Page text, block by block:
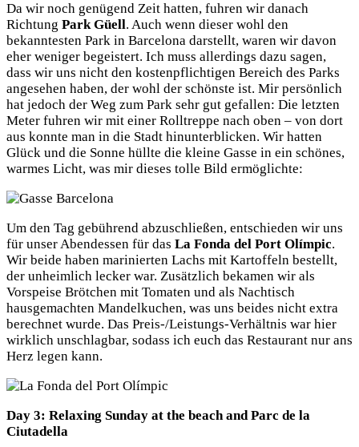
Da wir noch genügend Zeit hatten, fuhren wir danach
Richtung Park Güell. Auch wenn dieser wohl den
bekanntesten Park in Barcelona darstellt, waren wir davon
eher weniger begeistert. Ich muss allerdings dazu sagen,
dass wir uns nicht den kostenpflichtigen Bereich des Parks
angesehen haben, der wohl der schönste ist. Mir persönlich
hat jedoch der Weg zum Park sehr gut gefallen: Die letzten
Meter fuhren wir mit einer Rolltreppe nach oben – von dort
aus konnte man in die Stadt hinunterblicken. Wir hatten
Glück und die Sonne hüllte die kleine Gasse in ein schönes,
warmes Licht, was mir dieses tolle Bild ermöglichte:
Um den Tag gebührend abzuschließen, entschieden wir uns
für unser Abendessen für das La Fonda del Port Olímpic.
Wir beide haben marinierten Lachs mit Kartoffeln bestellt,
der unheimlich lecker war. Zusätzlich bekamen wir als
Vorspeise Brötchen mit Tomaten und als Nachtisch
hausgemachten Mandelkuchen, was uns beides nicht extra
berechnet wurde. Das Preis-/Leistungs-Verhältnis war hier
wirklich unschlagbar, sodass ich euch das Restaurant nur ans
Herz legen kann.
Day 3: Relaxing Sunday at the beach and Parc de la
Ciutadella